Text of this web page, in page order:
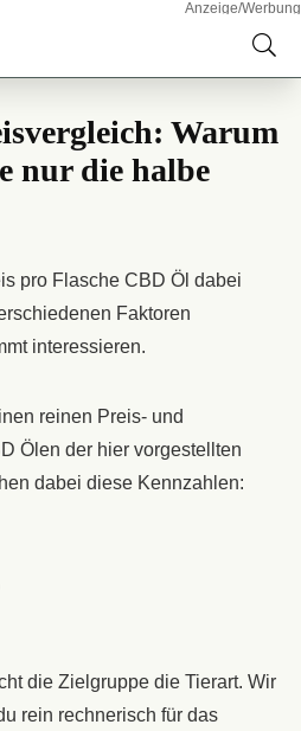
Warum
nur die halbe
pro Flasche CBD Öl dabei
Faktoren
interessieren.
reinen Preis- und
Ölen der hier vorgestellten
dabei diese Kennzahlen:
die Zielgruppe die Tierart. Wir
rein rechnerisch für das